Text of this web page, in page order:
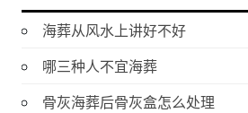
海葬从风水上讲好不好
哪三种人不宜海葬
骨灰海葬后骨灰盒怎么处理